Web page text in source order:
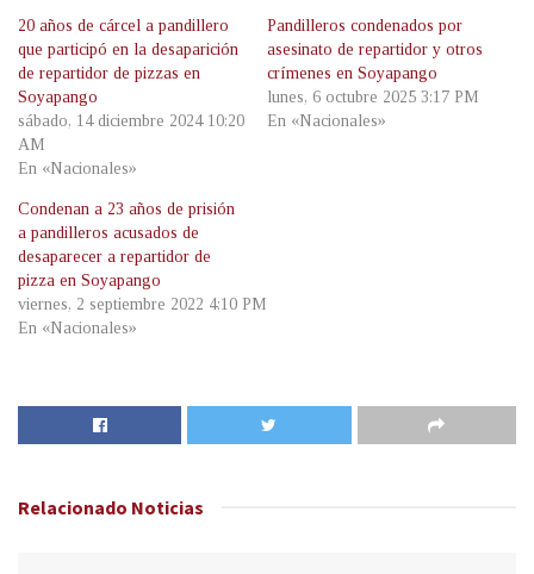
20 años de cárcel a pandillero
que participó en la desaparición
de repartidor de pizzas en
Soyapango
sábado, 14 diciembre 2024 10:20
AM
En «Nacionales»
Pandilleros condenados por
asesinato de repartidor y otros
crímenes en Soyapango
lunes, 6 octubre 2025 3:17 PM
En «Nacionales»
Condenan a 23 años de prisión
a pandilleros acusados de
desaparecer a repartidor de
pizza en Soyapango
viernes, 2 septiembre 2022 4:10 PM
En «Nacionales»
Relacionado Noticias